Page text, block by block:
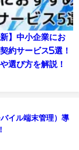
】中小企業にお
約サービス5選！
選び方を解説！
イル端末管理）導